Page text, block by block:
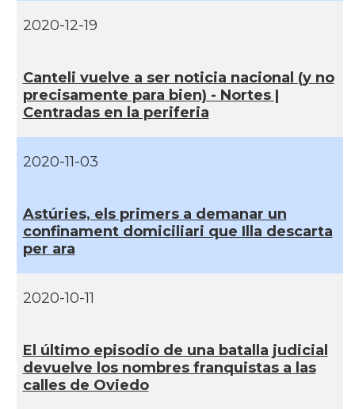
2020-12-19
Canteli vuelve a ser noticia nacional (y no
precisamente para bien) - Nortes |
Centradas en la periferia
2020-11-03
Astúries, els primers a demanar un
confinament domiciliari que Illa descarta
per ara
2020-10-11
El último episodio de una batalla judicial
devuelve los nombres franquistas a las
calles de Oviedo